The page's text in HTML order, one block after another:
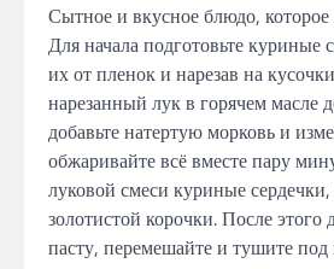
Сытное и вкусное блюдо, которое
Для начала подготовьте куриные
их от пленок и нарезав на
нарезанный лук в горячем масле
добавьте натертую морковь и
обжаривайте всё вместе пару
луковой смеси куриные
золотистой корочки. После этого
пасту, перемешайте и тушите